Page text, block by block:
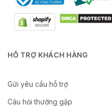
HỖ TRỢ KHÁCH HÀNG
Gửi yêu cầu hỗ trợ
Câu hỏi thường gặp